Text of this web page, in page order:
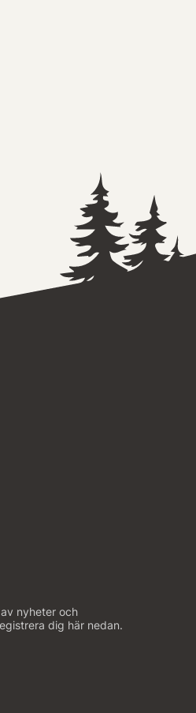
nyheter och
dig här nedan.